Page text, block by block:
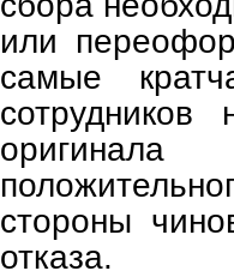
или
самые
оригинала
стороны
отказа.